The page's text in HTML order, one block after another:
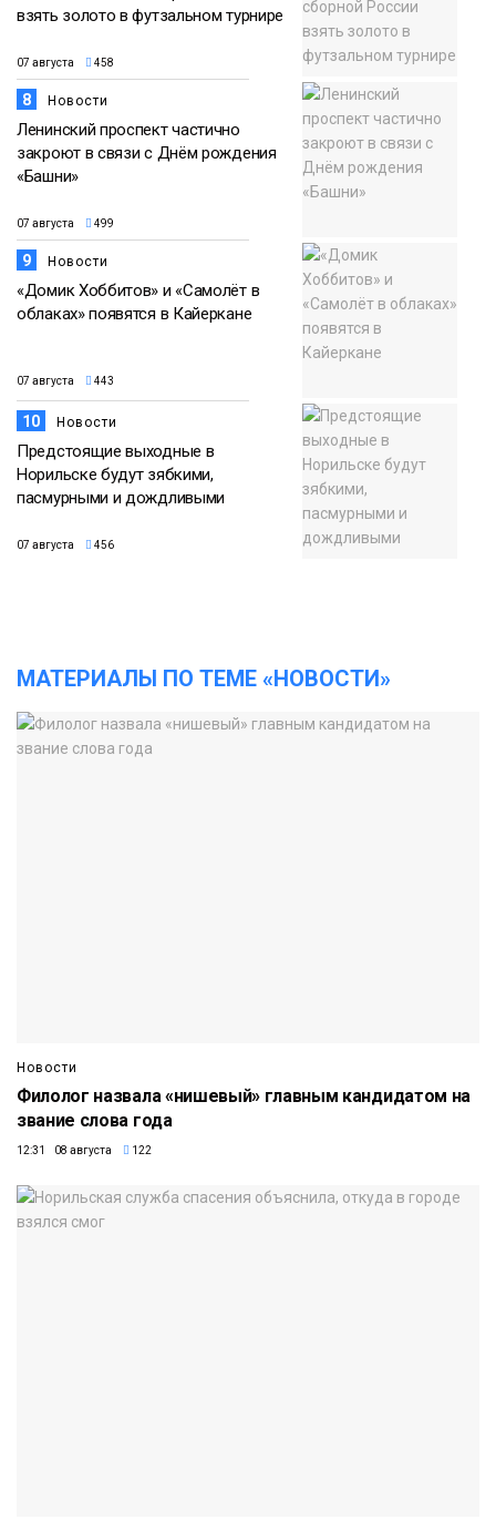
взять золото в футзальном турнире
07 августа 458
8 Новости
Ленинский проспект частично
закроют в связи с Днём рождения
«Башни»
07 августа 499
9 Новости
«Домик Хоббитов» и «Самолёт в
облаках» появятся в Кайеркане
07 августа 443
10 Новости
Предстоящие выходные в
Норильске будут зябкими,
пасмурными и дождливыми
07 августа 456
МАТЕРИАЛЫ ПО ТЕМЕ «НОВОСТИ»
Новости
Филолог назвала «нишевый» главным кандидатом на
звание слова года
12:31 08 августа 122